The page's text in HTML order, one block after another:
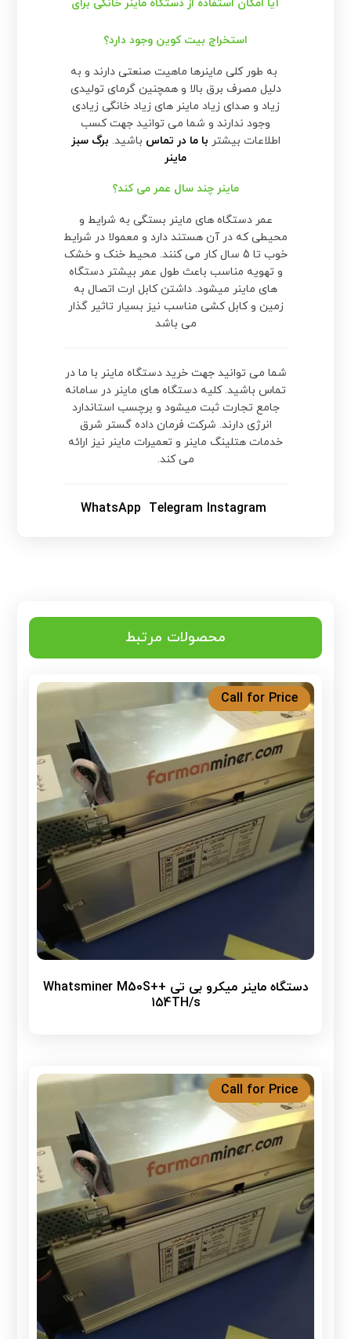
آیا امکان استفاده از دستگاه ماینر خانگی برای
استخراج بیت کوین وجود دارد؟
به طور کلی ماینرها ماهیت صنعتی دارند و به
دلیل مصرف برق بالا و همچنین گرمای تولیدی
زیاد و صدای زیاد ماینر های زیاد خانگی زیادی
وجود ندارند و شما می توانید جهت کسب
اطلاعات بیشتر با ما در تماس باشید. برگ سبز
ماینر
ماینر چند سال عمر می کند؟
عمر دستگاه های ماینر بستگی به شرایط و
محیطی که در آن هستند دارد و معمولا در شرایط
خوب تا 5 سال کار می کنند. محیط خنک و خشک
و تهویه مناسب باعث طول عمر بیشتر دستگاه
های ماینر میشود. داشتن کابل ارت اتصال به
زمین و کابل کشی مناسب نیز بسیار تاثیر گذار
می باشد
شما می توانید جهت خرید دستگاه ماینر با ما در
تماس باشید. کلیه دستگاه های ماینر در سامانه
جامع تجارت ثبت میشود و برچسب استاندارد
انرژی دارند. شرکت فرمان داده گستر شرق
خدمات هتلینگ ماینر و تعمیرات ماینر نیز ارائه
می کند.
WhatsApp Telegram Instagram
محصولات مرتبط
دستگاه ماینر میکرو بی تی Whatsminer M50S++
154TH/s
Call for Price
Call for Price